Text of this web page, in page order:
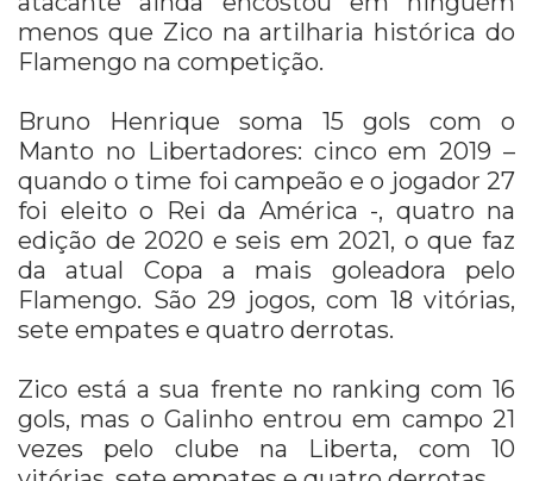
menos que Zico na artilharia histórica do
Flamengo na competição.
Bruno Henrique soma 15 gols com o
Manto no Libertadores: cinco em 2019 –
quando o time foi campeão e o jogador 27
foi eleito o Rei da América -, quatro na
edição de 2020 e seis em 2021, o que faz
da atual Copa a mais goleadora pelo
Flamengo. São 29 jogos, com 18 vitórias,
sete empates e quatro derrotas.
Zico está a sua frente no ranking com 16
gols, mas o Galinho entrou em campo 21
vezes pelo clube na Liberta, com 10